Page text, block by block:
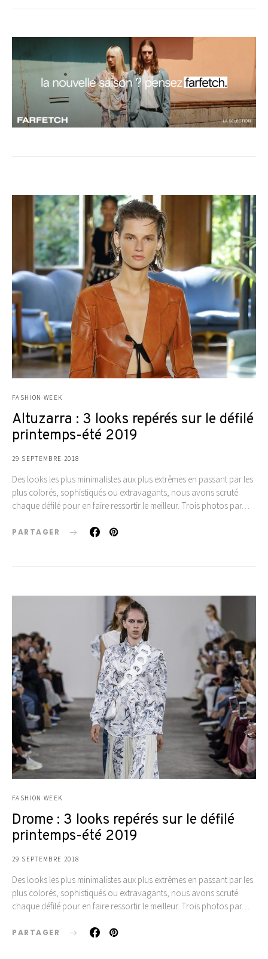
FASHION WEEK
Altuzarra : 3 looks repérés sur le défilé
printemps-été 2019
29 SEPTEMBRE 2018
Des looks les plus minimalistes aux plus extrêmes en passant par les
plus colorés, sophistiqués ou extravagants, nous avons scruté
chaque défilé pour en faire ressortir le meilleur. Trois photos par…
PARTAGER
FASHION WEEK
Drome : 3 looks repérés sur le défilé
printemps-été 2019
29 SEPTEMBRE 2018
Des looks les plus minimalistes aux plus extrêmes en passant par les
plus colorés, sophistiqués ou extravagants, nous avons scruté
chaque défilé pour en faire ressortir le meilleur. Trois photos par…
PARTAGER